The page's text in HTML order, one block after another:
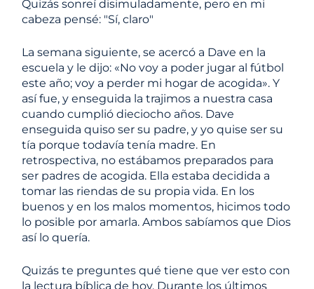
Quizás sonreí disimuladamente, pero en mi
cabeza pensé: "Sí, claro"
La semana siguiente, se acercó a Dave en la
escuela y le dijo: «No voy a poder jugar al fútbol
este año; voy a perder mi hogar de acogida». Y
así fue, y enseguida la trajimos a nuestra casa
cuando cumplió dieciocho años. Dave
enseguida quiso ser su padre, y yo quise ser su
tía porque todavía tenía madre. En
retrospectiva, no estábamos preparados para
ser padres de acogida. Ella estaba decidida a
tomar las riendas de su propia vida. En los
buenos y en los malos momentos, hicimos todo
lo posible por amarla. Ambos sabíamos que Dios
así lo quería.
Quizás te preguntes qué tiene que ver esto con
la lectura bíblica de hoy. Durante los últimos